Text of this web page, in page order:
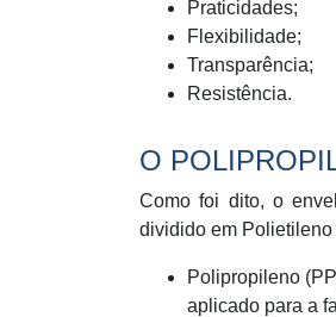
Praticidades;
Flexibilidade;
Transparência;
Resistência.
O
Como foi dito, o
dividido em
Polipropileno
aplicado para a